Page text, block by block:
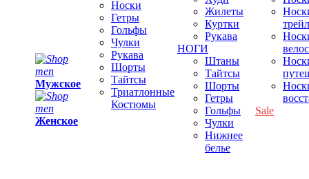
Мужское
Женское
Носки
Гетры
Гольфы
Чулки
Рукава
Шорты
Тайтсы
Триатлонные
Костюмы
Жилеты
Куртки
Рукава
НОГИ
Штаны
Тайтсы
Шорты
Гетры
Гольфы
Чулки
Нижнее
белье
Sale